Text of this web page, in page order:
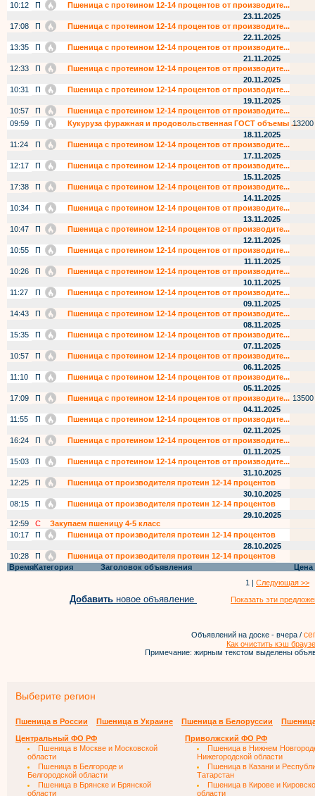
10:12
П
Пшеница с протеином 12-14 процентов от производите...
23.11.2025
17:08
П
Пшеница с протеином 12-14 процентов от производите...
22.11.2025
13:35
П
Пшеница с протеином 12-14 процентов от производите...
21.11.2025
12:33
П
Пшеница с протеином 12-14 процентов от производите...
20.11.2025
10:31
П
Пшеница с протеином 12-14 процентов от производите...
19.11.2025
10:57
П
Пшеница с протеином 12-14 процентов от производите...
09:59
П Кукуруза фуражная и продовольственная ГОСТ объемы ...13200
18.11.2025
11:24
П
Пшеница с протеином 12-14 процентов от производите...
17.11.2025
12:17
П
Пшеница с протеином 12-14 процентов от производите...
15.11.2025
17:38
П
Пшеница с протеином 12-14 процентов от производите...
14.11.2025
10:34
П
Пшеница с протеином 12-14 процентов от производите...
13.11.2025
10:47
П
Пшеница с протеином 12-14 процентов от производите...
12.11.2025
10:55
П
Пшеница с протеином 12-14 процентов от производите...
11.11.2025
10:26
П
Пшеница с протеином 12-14 процентов от производите...
10.11.2025
11:27
П
Пшеница с протеином 12-14 процентов от производите...
09.11.2025
14:43
П
Пшеница с протеином 12-14 процентов от производите...
08.11.2025
15:35
П
Пшеница с протеином 12-14 процентов от производите...
07.11.2025
10:57
П
Пшеница с протеином 12-14 процентов от производите...
06.11.2025
11:10
П
Пшеница с протеином 12-14 процентов от производите...
05.11.2025
17:09
П Пшеница с протеином 12-14 процентов от производите... 13500
04.11.2025
11:55
П
Пшеница с протеином 12-14 процентов от производите...
02.11.2025
16:24
П
Пшеница с протеином 12-14 процентов от производите...
01.11.2025
15:03
П
Пшеница с протеином 12-14 процентов от производите...
31.10.2025
12:25
П
Пшеница от производителя протеин 12-14 процентов
30.10.2025
08:15
П
Пшеница от производителя протеин 12-14 процентов
29.10.2025
12:59
С
Закупаем пшеницу 4-5 класс
10:17
П
Пшеница от производителя протеин 12-14 процентов
28.10.2025
10:28
П
Пшеница от производителя протеин 12-14 процентов
ВремяКатегория Заголовок объявления
Цена
1 | Следующая >>
Добавить новое объявление Показать эти
Объявлений на доске - вчера /
Как очистить кэш
Примечание: жирным текстом выделены
Выберите регион
Пшеница в России Пшеница в Украине Пшеница в Белоруссии
Пшеница
Центральный ФО РФ
Пшеница в Москве и Московской
области
Пшеница в Белгороде и
Белгородской области
Пшеница в Брянске и Брянской
области
Приволжский ФО РФ
Пшеница в Нижнем
Нижегородской области
Пшеница в Казани и
Татарстан
Пшеница в Кирове и
области